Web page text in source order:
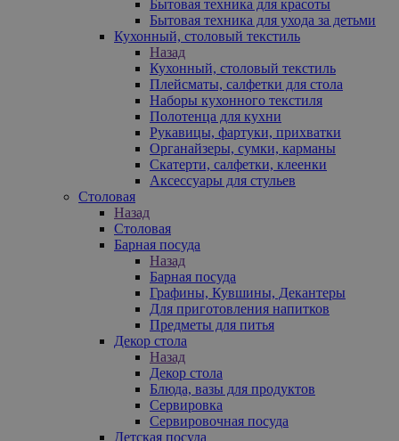
Бытовая техника для красоты
Бытовая техника для ухода за детьми
Кухонный, столовый текстиль
Назад
Кухонный, столовый текстиль
Плейсматы, салфетки для стола
Наборы кухонного текстиля
Полотенца для кухни
Рукавицы, фартуки, прихватки
Органайзеры, сумки, карманы
Скатерти, салфетки, клеенки
Аксессуары для стульев
Столовая
Назад
Столовая
Барная посуда
Назад
Барная посуда
Графины, Кувшины, Декантеры
Для приготовления напитков
Предметы для питья
Декор стола
Назад
Декор стола
Блюда, вазы для продуктов
Сервировка
Сервировочная посуда
Детская посуда